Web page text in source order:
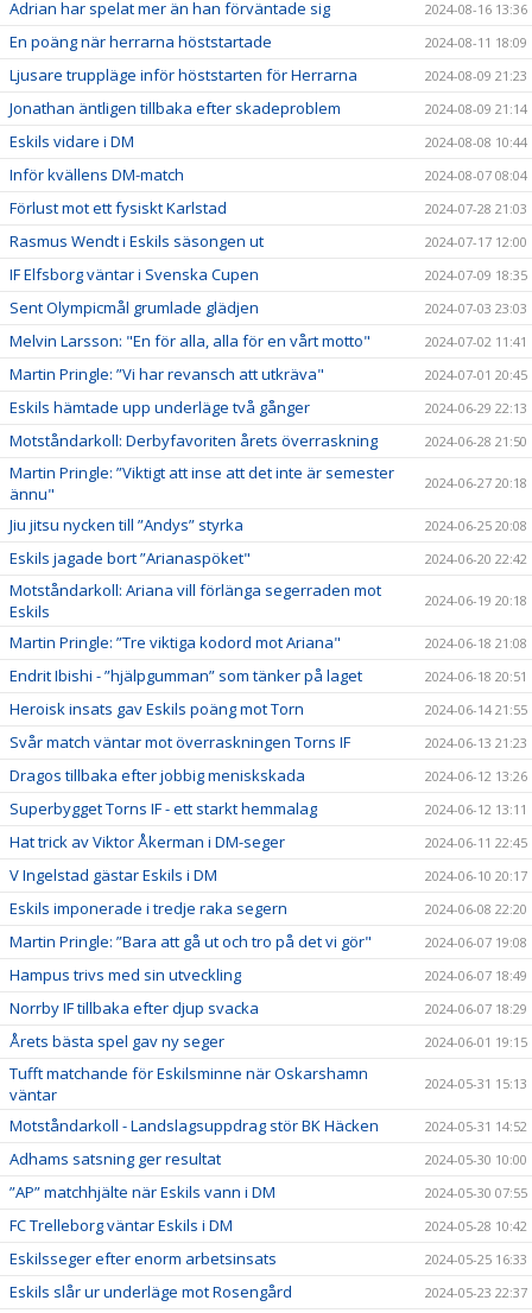
Adrian har spelat mer än han förväntade sig 2024-08-16 13:36
En poäng när herrarna höststartade 2024-08-11 18:09
Ljusare truppläge inför höststarten för Herrarna 2024-08-09 21:23
Jonathan äntligen tillbaka efter skadeproblem 2024-08-09 21:14
Eskils vidare i DM 2024-08-08 10:44
Inför kvällens DM-match 2024-08-07 08:04
Förlust mot ett fysiskt Karlstad 2024-07-28 21:03
Rasmus Wendt i Eskils säsongen ut 2024-07-17 12:00
IF Elfsborg väntar i Svenska Cupen 2024-07-09 18:35
Sent Olympicmål grumlade glädjen 2024-07-03 23:03
Melvin Larsson: "En för alla, alla för en vårt motto" 2024-07-02 11:41
Martin Pringle: ”Vi har revansch att utkräva" 2024-07-01 20:45
Eskils hämtade upp underläge två gånger 2024-06-29 22:13
Motståndarkoll: Derbyfavoriten årets överraskning 2024-06-28 21:50
Martin Pringle: ”Viktigt att inse att det inte är semester
ännu"
2024-06-27 20:18
Jiu jitsu nycken till ”Andys” styrka 2024-06-25 20:08
Eskils jagade bort ”Arianaspöket" 2024-06-20 22:42
Motståndarkoll: Ariana vill förlänga segerraden mot
Eskils
2024-06-19 20:18
Martin Pringle: ”Tre viktiga kodord mot Ariana" 2024-06-18 21:08
Endrit Ibishi - ”hjälpgumman” som tänker på laget 2024-06-18 20:51
Heroisk insats gav Eskils poäng mot Torn 2024-06-14 21:55
Svår match väntar mot överraskningen Torns IF 2024-06-13 21:23
Dragos tillbaka efter jobbig meniskskada 2024-06-12 13:26
Superbygget Torns IF - ett starkt hemmalag 2024-06-12 13:11
Hat trick av Viktor Åkerman i DM-seger 2024-06-11 22:45
V Ingelstad gästar Eskils i DM 2024-06-10 20:17
Eskils imponerade i tredje raka segern 2024-06-08 22:20
Martin Pringle: ”Bara att gå ut och tro på det vi gör" 2024-06-07 19:08
Hampus trivs med sin utveckling 2024-06-07 18:49
Norrby IF tillbaka efter djup svacka 2024-06-07 18:29
Årets bästa spel gav ny seger 2024-06-01 19:15
Tufft matchande för Eskilsminne när Oskarshamn
väntar
2024-05-31 15:13
Motståndarkoll - Landslagsuppdrag stör BK Häcken 2024-05-31 14:52
Adhams satsning ger resultat 2024-05-30 10:00
”AP” matchhjälte när Eskils vann i DM 2024-05-30 07:55
FC Trelleborg väntar Eskils i DM 2024-05-28 10:42
Eskilsseger efter enorm arbetsinsats 2024-05-25 16:33
Eskils slår ur underläge mot Rosengård 2024-05-23 22:37